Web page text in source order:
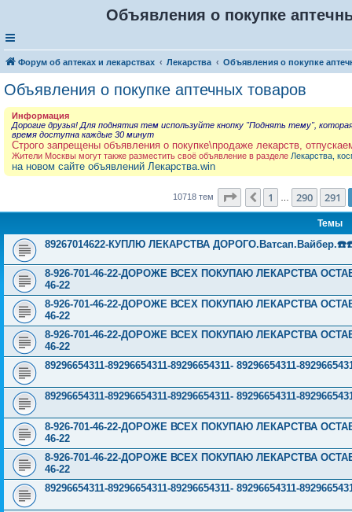
Объявления о покупке
Форум об аптеках и лекарствах Лекарства Объявления о покупке
Объявления о покупке аптечных товаров
Информация
Дорогие друзья! Для поднятия тем используйте кнопку "Поднять тему",
время доступна каждые 30 минут
Строго запрещены объявления о покупке\продаже лекарств,
Жители Москвы могут также разместить своё объявление в разделе Лекарства,
на новом сайте объявлений Лекарства.win
10718 тем Страница 292из 429
Пред.
1 290 291
Темы
89267014622-КУПЛЮ ЛЕКАРСТВА
8-926-701-46-22-ДОРОЖЕ ВСЕХ ПОКУПАЮ ЛЕКАРСТВА
46-22
8-926-701-46-22-ДОРОЖЕ ВСЕХ ПОКУПАЮ ЛЕКАРСТВА
46-22
8-926-701-46-22-ДОРОЖЕ ВСЕХ ПОКУПАЮ ЛЕКАРСТВА
46-22
89296654311-89296654311-89296654311- 89296654311-
89296654311-89296654311-89296654311- 89296654311-
8-926-701-46-22-ДОРОЖЕ ВСЕХ ПОКУПАЮ ЛЕКАРСТВА
46-22
8-926-701-46-22-ДОРОЖЕ ВСЕХ ПОКУПАЮ ЛЕКАРСТВА
46-22
89296654311-89296654311-89296654311- 89296654311-